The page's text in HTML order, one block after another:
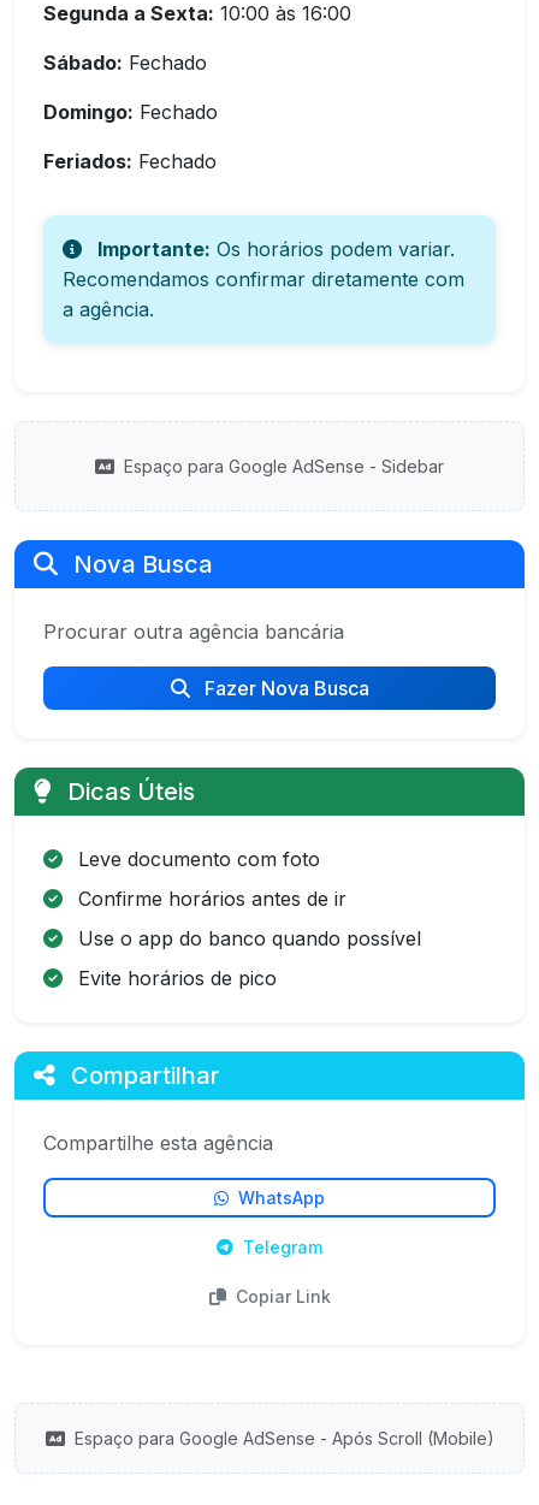
Segunda a Sexta: 10:00 às 16:00
Sábado: Fechado
Domingo: Fechado
Feriados: Fechado
Importante: Os horários podem variar.
Recomendamos confirmar diretamente com
a agência.
Espaço para Google AdSense - Sidebar
Nova Busca
Procurar outra agência bancária
Fazer Nova Busca
Dicas Úteis
Leve documento com foto
Confirme horários antes de ir
Use o app do banco quando possível
Evite horários de pico
Compartilhar
Compartilhe esta agência
WhatsApp
Telegram
Copiar Link
Espaço para Google AdSense - Após Scroll (Mobile)